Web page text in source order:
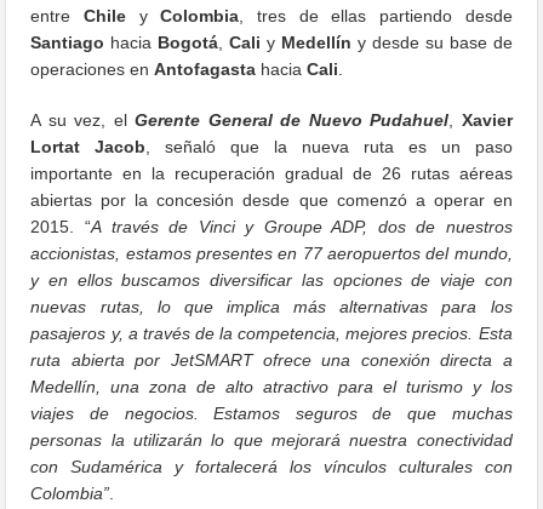
entreChile yColombia , tres de ellas partiendo desde
Santiago hacia Bogotá ,Cali y Medellín y desde su base de
operaciones enAntofagasta haciaCali
A su vez, elGerente General de Nuevo Pudahuel
Xavier
Lortat Jacob , señaló que la nueva ruta es un paso
importante en la recuperación gradual de 26 rutas aéreas
abiertas por la concesión desde que comenzó a operar en
2015. “A través de Vinci y Groupe ADP, dos de nuestros
accionistas, estamos presentes en 77 aeropuertos del mundo,
y en ellos buscamos diversificar las opciones de viaje con
nuevas rutas, lo que implica más alternativas para los
pasajeros y, a través de la competencia, mejores precios. Esta
ruta abierta por JetSMART ofrece una conexión directa a
Medellín, una zona de alto atractivo para el turismo y los
viajes de negocios. Estamos seguros de que muchas
personas la utilizarán lo que mejorará nuestra conectividad
con Sudamérica y fortalecerá los vínculos culturales con
Colombia”